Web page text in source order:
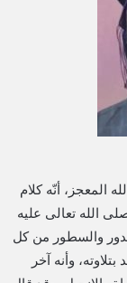
المعجز، أنّه كلام
الله تعالى عليه
والسطور من كل
وأنه آخر